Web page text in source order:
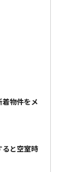
着物件をメ
ると空室時